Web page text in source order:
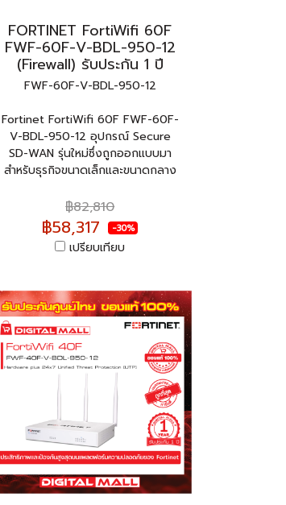
FORTINET FortiWifi 60F
FWF-60F-V-BDL-950-12
(Firewall) รับประกัน 1 ปี
FWF-60F-V-BDL-950-12
Fortinet FortiWifi 60F FWF-60F-
V-BDL-950-12 อุปกรณ์ Secure
SD-WAN รุ่นใหม่ซึ่งถูกออกแบบมา
สำหรับธุรกิจขนาดเล็กและขนาดกลาง
฿82,810
฿58,317 -30%
เปรียบเทียบ